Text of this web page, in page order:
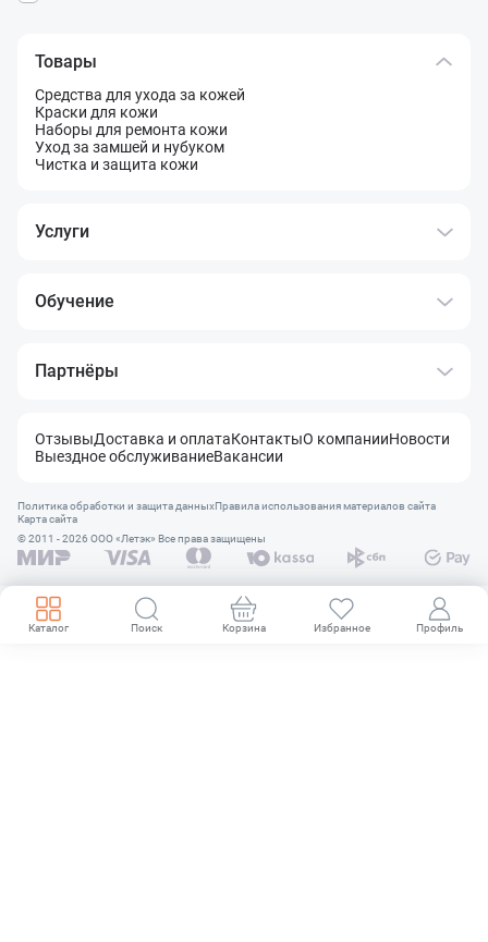
Товары
Средства для ухода за кожей
Краски для кожи
Наборы для ремонта кожи
Уход за замшей и нубуком
Чистка и защита кожи
Услуги
Обучение
Партнёры
ОтзывыДоставка и оплатаКонтактыО компанииНовости
Выездное обслуживаниеВакансии
© 2011 - 2026 OOO «Летэк» Все права защищены
Политика обработки и защита данныхПравила использования материалов сайта
Карта сайта
Каталог Поиск Корзина Избранное Профиль